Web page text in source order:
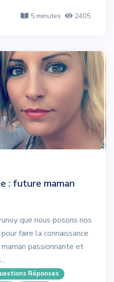
5 minutes 2405
: future maman
que nous posons nos
faire la connaissance
passionnante et
Réponses